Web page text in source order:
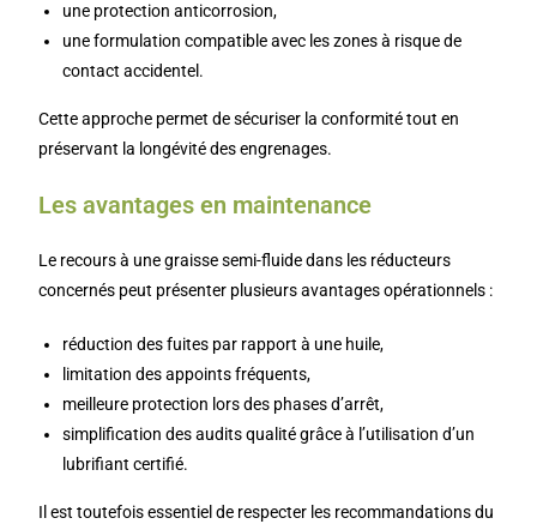
une protection anticorrosion,
une formulation compatible avec les zones à risque de
contact accidentel.
Cette approche permet de sécuriser la conformité tout en
préservant la longévité des engrenages.
Les avantages en maintenance
Le recours à une graisse semi-fluide dans les réducteurs
concernés peut présenter plusieurs avantages opérationnels :
réduction des fuites par rapport à une huile,
limitation des appoints fréquents,
meilleure protection lors des phases d’arrêt,
simplification des audits qualité grâce à l’utilisation d’un
lubrifiant certifié.
Il est toutefois essentiel de respecter les recommandations du